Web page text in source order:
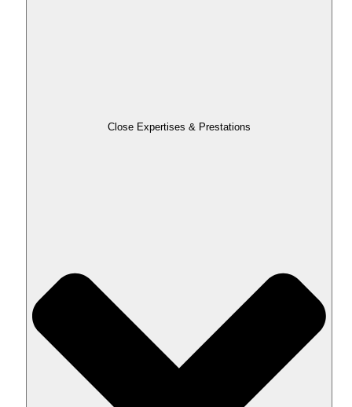
Close Expertises & Prestations